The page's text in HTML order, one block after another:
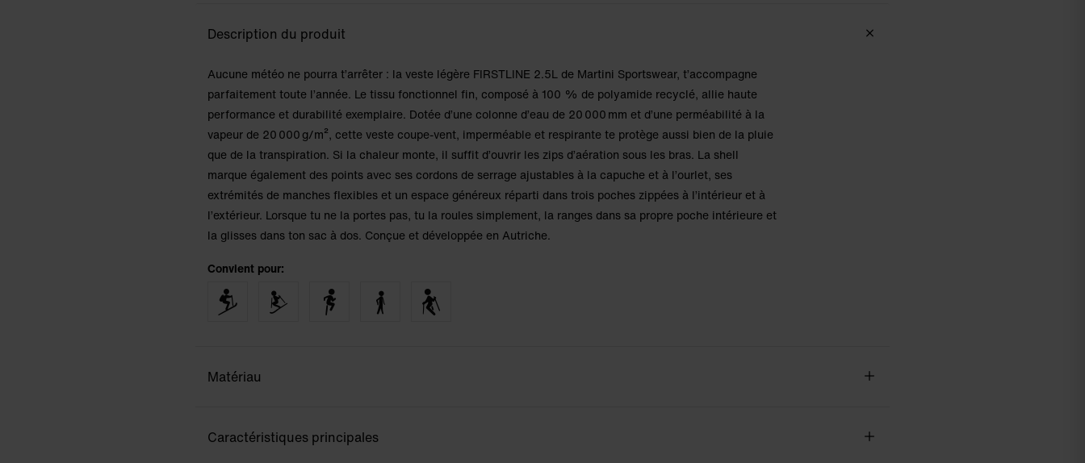
Description du produit
Aucune météo ne pourra t’arrêter : la veste légère FIRSTLINE 2.5L de Martini Sportswear, t’accompagne
parfaitement toute l’année. Le tissu fonctionnel fin, composé à 100 % de polyamide recyclé, allie haute
performance et durabilité exemplaire. Dotée d’une colonne d’eau de 20 000 mm et d’une perméabilité à la
vapeur de 20 000 g/m², cette veste coupe-vent, imperméable et respirante te protège aussi bien de la pluie
que de la transpiration. Si la chaleur monte, il suffit d’ouvrir les zips d’aération sous les bras. La shell
marque également des points avec ses cordons de serrage ajustables à la capuche et à l’ourlet, ses
extrémités de manches flexibles et un espace généreux réparti dans trois poches zippées à l’intérieur et à
l’extérieur. Lorsque tu ne la portes pas, tu la roules simplement, la ranges dans sa propre poche intérieure et
la glisses dans ton sac à dos. Conçue et développée en Autriche.
Convient pour:
Matériau
Caractéristiques principales